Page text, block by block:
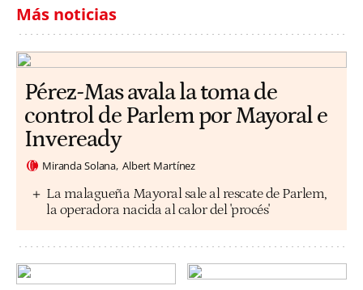
Más noticias
Pérez-Mas avala la toma de
control de Parlem por Mayoral e
Inveready
Miranda Solana Albert Martínez
La malagueña Mayoral sale al rescate de Parlem,
la operadora nacida al calor del 'procés'